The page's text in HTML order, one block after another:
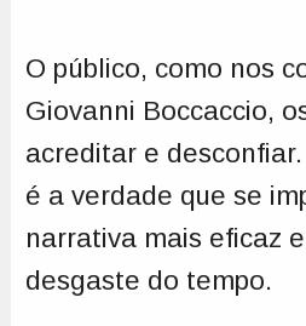
O público, como nos
Giovanni Boccaccio,
acreditar e
é a verdade que se
narrativa mais eficaz
desgaste do tempo.